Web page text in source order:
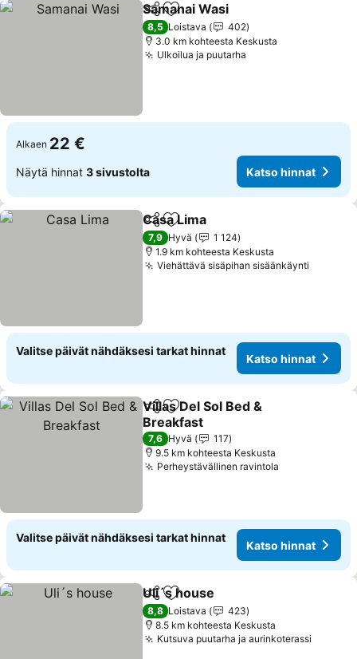
Jaa Lisää suosikkeihin
Samanai Wasi
8,5 Loistava
402
3.0 km kohteesta Keskusta
Ulkoilua ja puutarha
Alkaen 22 €
Näytä hinnat 3 sivustolta Katso hinnat
Jaa Lisää suosikkeihin
Casa Lima
7,9 Hyvä
1 124
1.9 km kohteesta Keskusta
Viehättävä sisäpihan sisäänkäynti
Valitse päivät nähdäksesi tarkat hinnat
Katso hinnat
Jaa Lisää suosikkeihin
Villas Del Sol Bed &
Breakfast
7,6 Hyvä
117
9.5 km kohteesta Keskusta
Perheystävällinen ravintola
Valitse päivät nähdäksesi tarkat hinnat
Katso hinnat
Jaa Lisää suosikkeihin
Uli´s house
8,8 Loistava
423
8.5 km kohteesta Keskusta
Kutsuva puutarha ja aurinkoterassi